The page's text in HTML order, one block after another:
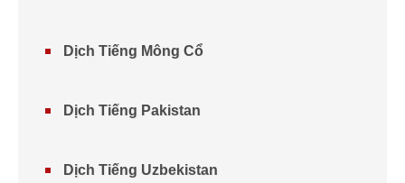
Dịch Tiếng Mông Cổ
Dịch Tiếng Pakistan
Dịch Tiếng Uzbekistan